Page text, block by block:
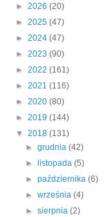
► 2026 (20)
► 2025 (47)
► 2024 (47)
► 2023 (90)
► 2022 (161)
► 2021 (116)
► 2020 (80)
► 2019 (144)
▼ 2018 (131)
►grudnia(42)
►
listopada(5)
►października(6)
►września(4)
►sierpnia(2)